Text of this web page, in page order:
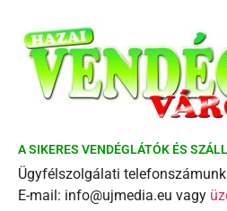
A SIKERES VENDÉGLÁTÓK ÉS
Ügyfélszolgálati
E-mail: info@ujmedia.eu vagy